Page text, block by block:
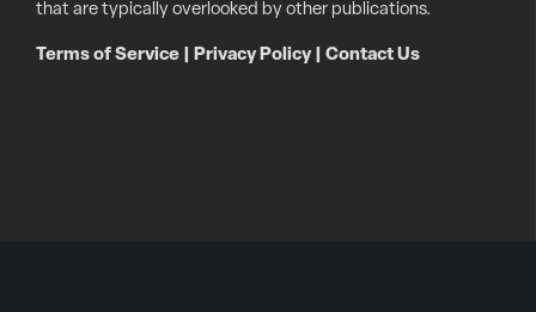
that are typically overlooked by other publications.
Terms of Service Privacy Policy| Contact Us